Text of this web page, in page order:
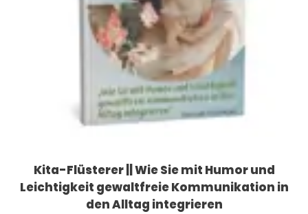
Kita-Flüsterer || Wie Sie mit Humor und
Leichtigkeit gewaltfreie Kommunikation in
den Alltag integrieren